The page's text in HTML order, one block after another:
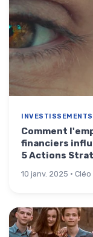
Comment
financiers
5 Actions
10 janv. 2025 ·